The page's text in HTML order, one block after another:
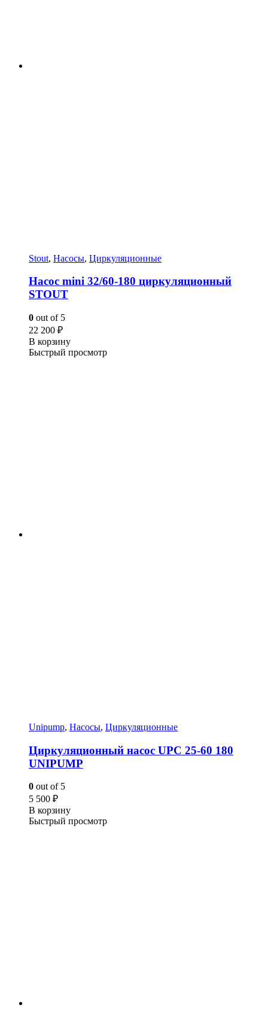
Stout, Насосы, Циркуляционные
Насос mini 32/60-180 циркуляционный
STOUT
0 out of 5
22 200 ₽
В корзину
Быстрый просмотр
Unipump, Насосы, Циркуляционные
Циркуляционный насос UPC 25-60 180
UNIPUMP
0 out of 5
5 500 ₽
В корзину
Быстрый просмотр